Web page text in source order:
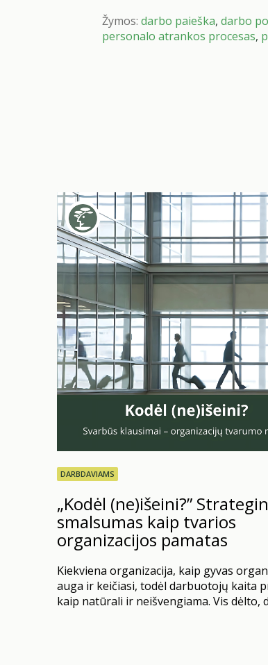
Žymos: darbo paieška, darbo
personalo atrankos procesas,
DARBDAVIAMS
„Kodėl (ne)išeini?”
smalsumas kaip tvarios
organizacijos pamatas
Kiekviena organizacija, kaip gyvas
auga ir keičiasi, todėl darbuotojų kaita
kaip natūrali ir neišvengiama. Vis dėlto,